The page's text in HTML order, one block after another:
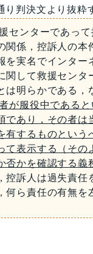
判決文より抜粋
ンターであって
係，控訴人の本
実名でインター
関して救援センタ
明らかである，
が服役中である
あり，その者は
するものという
表示する（その
否かを確認する
控訴人は過失責任
何ら責任の有無を